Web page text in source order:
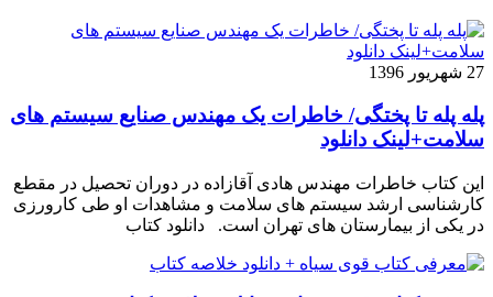
27 شهریور 1396
پله پله تا پختگی/ خاطرات یک مهندس صنایع سیستم های
سلامت+لینک دانلود
این کتاب خاطرات مهندس هادی آقازاده در دوران تحصیل در مقطع
کارشناسی ارشد سیستم های سلامت و مشاهدات او طی کارورزی
در یکی از بیمارستان های تهران است. دانلود کتاب